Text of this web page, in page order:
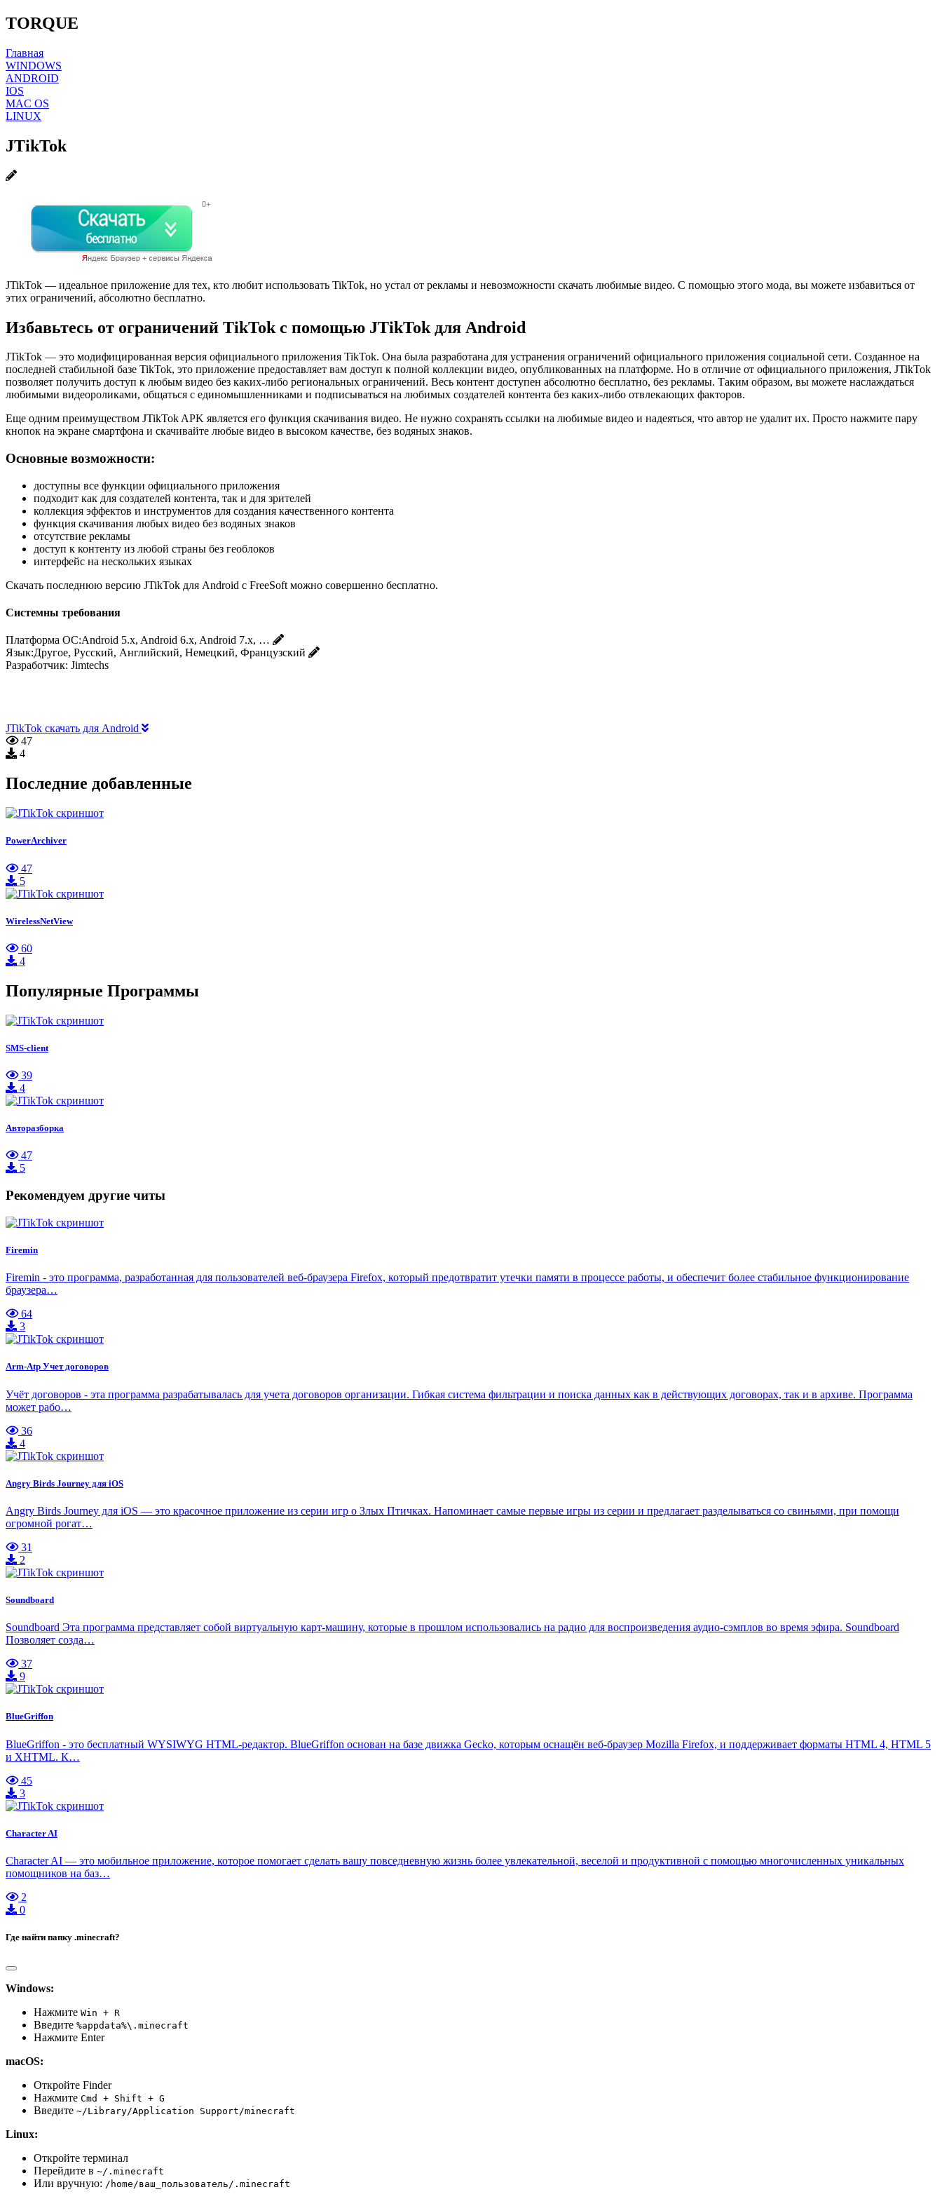
TORQUE
Главная
WINDOWS
ANDROID
IOS
MAC OS
LINUX
JTikTok
JTikTok — идеальное приложение для тех, кто любит использовать TikTok, но устал от рекламы и невозможности скачать любимые видео. С помощью этого мода, вы можете избавиться от
этих ограничений, абсолютно бесплатно.
Избавьтесь от ограничений TikTok с помощью JTikTok для Android
JTikTok — это модифицированная версия официального приложения TikTok. Она была разработана для устранения ограничений официального приложения социальной сети. Созданное на
последней стабильной базе TikTok, это приложение предоставляет вам доступ к полной коллекции видео, опубликованных на платформе. Но в отличие от официального приложения, JTikTok
позволяет получить доступ к любым видео без каких-либо региональных ограничений. Весь контент доступен абсолютно бесплатно, без рекламы. Таким образом, вы можете наслаждаться
любимыми видеороликами, общаться с единомышленниками и подписываться на любимых создателей контента без каких-либо отвлекающих факторов.
Еще одним преимуществом JTikTok APK является его функция скачивания видео. Не нужно сохранять ссылки на любимые видео и надеяться, что автор не удалит их. Просто нажмите пару
кнопок на экране смартфона и скачивайте любые видео в высоком качестве, без водяных знаков.
Основные возможности:
доступны все функции официального приложения
подходит как для создателей контента, так и для зрителей
коллекция эффектов и инструментов для создания качественного контента
функция скачивания любых видео без водяных знаков
отсутствие рекламы
доступ к контенту из любой страны без геоблоков
интерфейс на нескольких языках
Скачать последнюю версию JTikTok для Android с FreeSoft можно совершенно бесплатно.
Системны требования
Платформа ОС:Android 5.x, Android 6.x, Android 7.x, …
Язык:Другое, Русский, Английский, Немецкий, Французский
Разработчик: Jimtechs
JTikTok скачать для Android
47
4
Последние добавленные
PowerArchiver
47
5
WirelessNetView
60
4
Популярные Программы
SMS-client
39
4
Авторазборка
47
5
Рекомендуем другие читы
Firemin
Firemin - это программа, разработанная для пользователей веб-браузера Firefox, который предотвратит утечки памяти в процессе работы, и обеспечит более стабильное функционирование
браузера…
64
3
Arm-Atp Учет договоров
Учёт договоров - эта программа разрабатывалась для учета договоров организации. Гибкая система фильтрации и поиска данных как в действующих договорах, так и в архиве. Программа
может рабо…
36
4
Angry Birds Journey для iOS
Angry Birds Journey для iOS — это красочное приложение из серии игр о Злых Птичках. Напоминает самые первые игры из серии и предлагает разделываться со свиньями, при помощи
огромной рогат…
31
2
Soundboard
Soundboard Эта программа представляет собой виртуальную карт-машину, которые в прошлом использовались на радио для воспроизведения аудио-сэмплов во время эфира. Soundboard
Позволяет созда…
37
9
BlueGriffon
BlueGriffon - это бесплатный WYSIWYG HTML-редактор. BlueGriffon основан на базе движка Gecko, которым оснащён веб-браузер Mozilla Firefox, и поддерживает форматы HTML 4, HTML 5
и XHTML. К…
45
3
Character AI
Character AI — это мобильное приложение, которое помогает сделать вашу повседневную жизнь более увлекательной, веселой и продуктивной с помощью многочисленных уникальных
помощников на баз…
2
0
Где найти папку .minecraft?
Windows:
Нажмите Win + R
Введите %appdata%\.minecraft
Нажмите Enter
macOS:
Откройте Finder
Нажмите Cmd + Shift + G
Введите ~/Library/Application Support/minecraft
Linux:
Откройте терминал
Перейдите в ~/.minecraft
Или вручную: /home/ваш_пользователь/.minecraft